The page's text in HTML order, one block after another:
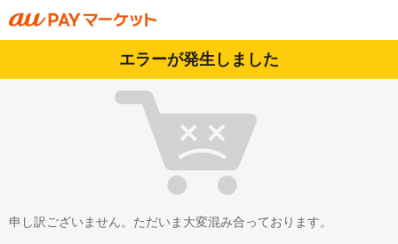
エラーが発生しました
申し訳ございません。ただいま大変混み合っております。